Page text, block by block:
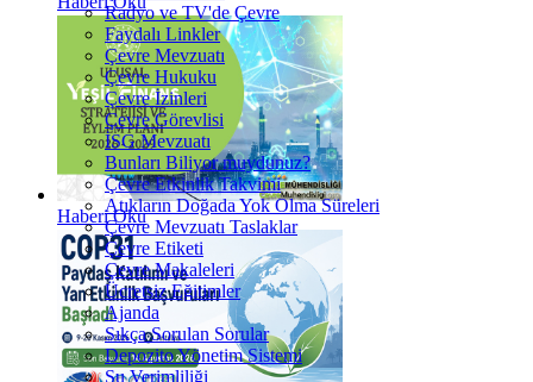
Haberi Oku
Radyo ve TV'de Çevre
Faydalı Linkler
Çevre Mevzuatı
Çevre Hukuku
Çevre İzinleri
Çevre Görevlisi
İSG Mevzuatı
Bunları Biliyor muydunuz?
Çevre Etkinlik Takvimi
Atıkların Doğada Yok Olma Süreleri
Çevre Mevzuatı Taslaklar
Çevre Etiketi
Çevre Makaleleri
Ücretsiz Eğitimler
Ajanda
Sıkça Sorulan Sorular
Depozito Yönetim Sistemi
Su Verimliliği